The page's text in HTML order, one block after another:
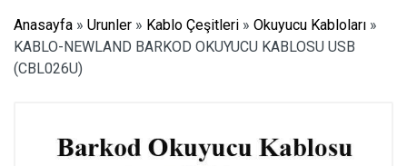
Anasayfa » Urunler » Kablo Çeşitleri » Okuyucu Kabloları »
KABLO-NEWLAND BARKOD OKUYUCU KABLOSU USB
(CBL026U)